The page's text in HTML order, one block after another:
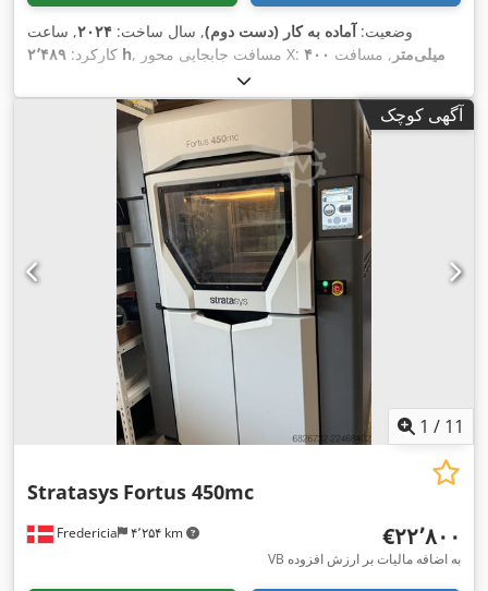
وضعیت: آماده به کار (دست دوم), سال ساخت: ۲۰۲۴, ساعت
کارکرد: ۲٬۴۸۹ h , مسافت جابجایی محور X: ۴۰۰ میلی‌متر , مسافت
میلی‌متر, تعداد محور:۳ ,
آگهی کوچک
1 / 11
Fredericia ۴٬۲۵۴ km
Stratasys Fortus 450mc
‎€۲۲٬۸۰۰
VB به اضافه مالیات بر ارزش افزوده